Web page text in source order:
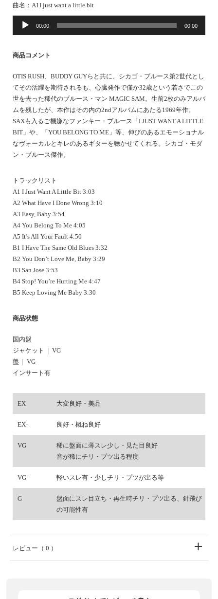
曲名： A1I just want a little bit
音
ー
00:00 00:00
商品コメント
OTIS RUSH、BUDDY GUYらと共に、シカゴ・ブルース第2世代とし
てその活躍を期待されるも、心臓発作で僅か32歳という若さでこの
世を去った稀代のブルース・マン MAGIC SAM。生前2枚のみアルバ
ムを残したが、本作はその内の2ndアルバムにあたる1969年作。
SAXも入るご機嫌なファンキー・ブルース「I JUST WANT A LITTLE
BIT」や、「YOU BELONG TO ME」等、伸びのあるエモーショナル
なヴォーカルとキレのあるギターを聴かせてくれる。シカゴ・モダ
ン・ブルース傑作。
トラックリスト
A1 I Just Want A Little Bit 3:03
A2 What Have I Done Wrong 3:10
A3 Easy, Baby 3:54
A4 You Belong To Me 4:05
A5 It’s All Your Fault 4:50
B1 I Have The Same Old Blues 3:32
B2 You Don’t Love Me, Baby 3:29
B3 San Jose 3:53
B4 Stop! You’re Hurting Me 4:47
B5 Keep Loving Me Baby 3:30
商品状態
国内盤
ジャケット ｜VG
盤｜ VG
インサート有
EX 大変良好・美品
EX- 良好・概ね良好
VG
稀に盤面に薄スレ少し・見た目良好
音が稀にチリ・プツ出る程度
VG- 軽いスレ有・少しチリ・プツが出る等
G
盤面にスレ目立ち・再生時チリ・プツ出る、針飛び
の可能性有
レビュー （ 0 ）